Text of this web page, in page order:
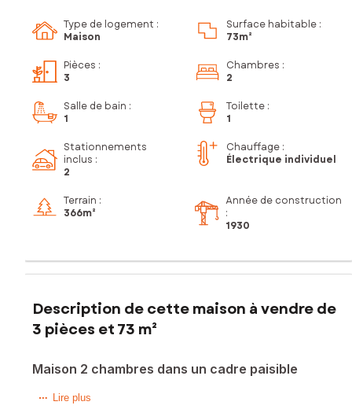
Type de logement :
Maison
Surface habitable :
73m²
Pièces :
3
Chambres :
2
Salle de bain :
1
Toilette :
1
Stationnements
inclus :
2
Chauffage :
Électrique individuel
Terrain :
366m²
Année de construction
:
1930
Description de cette maison à vendre de
3 pièces et 73 m²
Maison 2 chambres dans un cadre paisible
Située dans la charmante ville de La Chapelle-sur-Erdre
Lire plus